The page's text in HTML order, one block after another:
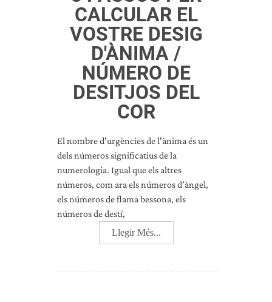
CALCULAR EL
VOSTRE DESIG
D'ÀNIMA /
NÚMERO DE
DESITJOS DEL
COR
El nombre d'urgències de l'ànima és un
dels números significatius de la
numerologia. Igual que els altres
números, com ara els números d’àngel,
els números de flama bessona, els
números de destí,
Llegir Més...